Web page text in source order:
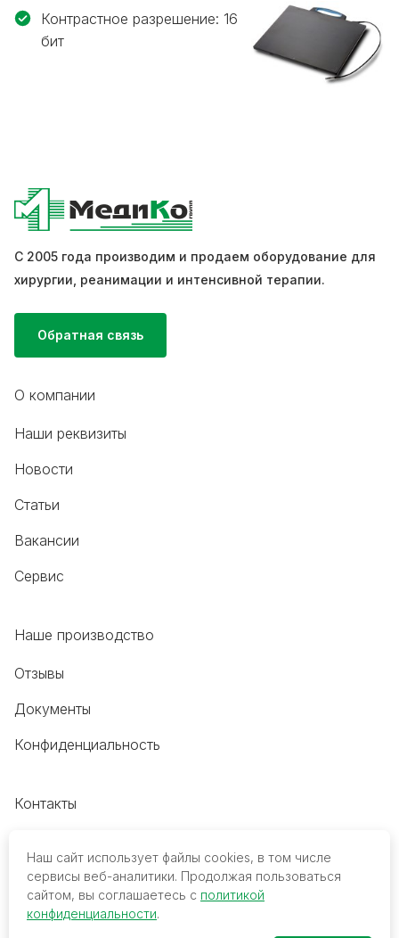
Контрастное разрешение: 16
бит
С 2005 года производим и продаем оборудование для
хирургии, реанимации и интенсивной терапии.
Обратная связь
О компании
Наши реквизиты
Новости
Статьи
Вакансии
Сервис
Наше производство
Отзывы
Документы
Конфиденциальность
Контакты
8 (800) 700-68-45
trade@mediko.ru
Наш сайт использует файлы cookies, в том числе
сервисы веб-аналитики. Продолжая пользоваться
сайтом, вы соглашаетесь с политикой
конфиденциальности.